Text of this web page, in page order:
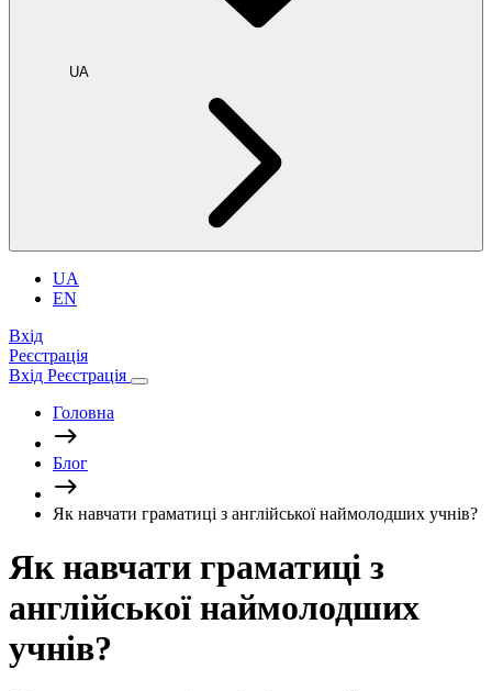
UA
UA
EN
Вхід
Реєстрація
Вхід Реєстрація
Головна
Блог
Як навчати граматиці з англійської наймолодших учнів?
Як навчати граматиці з
англійської наймолодших
учнів?